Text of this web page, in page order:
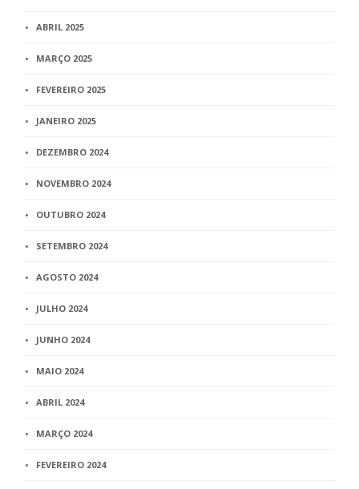
ABRIL 2025
MARÇO 2025
FEVEREIRO 2025
JANEIRO 2025
DEZEMBRO 2024
NOVEMBRO 2024
OUTUBRO 2024
SETEMBRO 2024
AGOSTO 2024
JULHO 2024
JUNHO 2024
MAIO 2024
ABRIL 2024
MARÇO 2024
FEVEREIRO 2024